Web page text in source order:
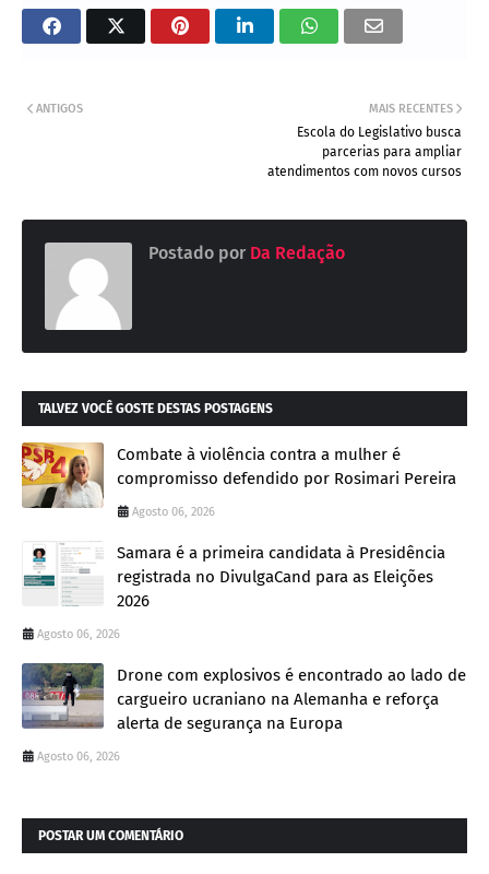
MAIS RECENTES
Escola do Legislativo busca
parcerias para ampliar
atendimentos com novos cursos
ANTIGOS
Postado por Da Redação
TALVEZ VOCÊ GOSTE DESTAS POSTAGENS
Combate à violência contra a mulher é
compromisso defendido por Rosimari Pereira
Agosto 06, 2026
Samara é a primeira candidata à Presidência
registrada no DivulgaCand para as Eleições
2026
Agosto 06, 2026
Drone com explosivos é encontrado ao lado de
cargueiro ucraniano na Alemanha e reforça
alerta de segurança na Europa
Agosto 06, 2026
POSTAR UM COMENTÁRIO